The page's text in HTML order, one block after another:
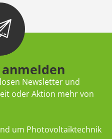
Newsletter und
oder Aktion mehr von
um Photovoltaiktechnik